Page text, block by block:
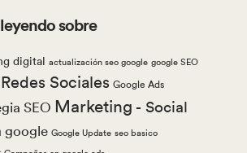
sobre
digital actualización seo google google SEO
Redes Sociales Google Ads
SEO Marketing - Social
google Google Update seo basico